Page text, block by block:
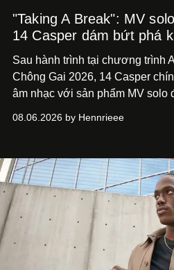
"Taking A Break": MV
14 Casper dám bứt phá
Sau hành trình tại chương trình
Chông Gai 2026, 14 Casper
âm nhạc với sản phẩm MV solo
bước chuyển mình của 14
của nam nghệ sĩ khi lần đầu
solo được đầu tư toàn diện từ
diễn đến hình ảnh.
08.06.2026 by Hennrieee